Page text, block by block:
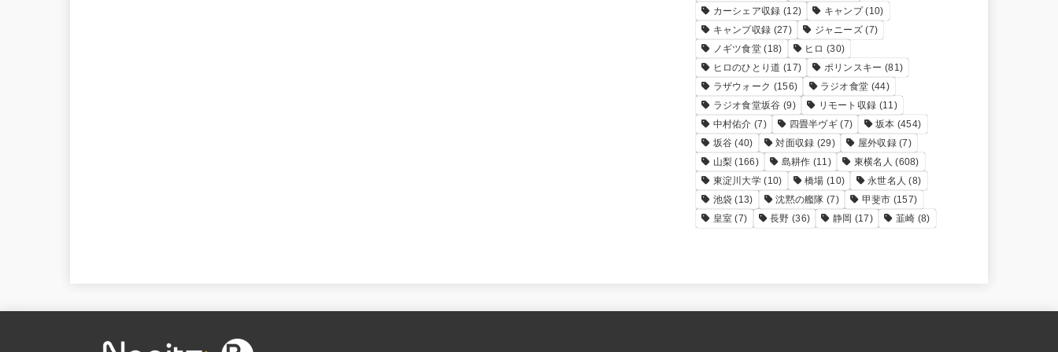
カーシェア収録 (12) キャンプ(10)
キャンプ収録 (27) ジャニーズ (7)
ノギツ食堂 (18) ヒロ (30)
ヒロのひとり道 (17) ポリンスキー (81)
ラザウォーク (156) ラジオ食堂 (44)
ラジオ食堂坂谷 (9) リモート収録 (11)
中村佑介 (7) 四畳半ヴギ (7) 坂本 (454)
坂谷 (40) 対面収録 (29) 屋外収録(7)
山梨 (166) 島耕作 (11) 東横名人 (608)
東淀川大学 (10) 橋場 (10) 永世名人 (8)
池袋 (13) 沈黙の艦隊 (7) 甲斐市 (157)
皇室 (7) 長野 (36) 静岡 (17) 韮崎 (8)